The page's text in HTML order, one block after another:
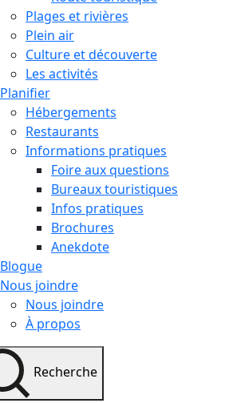
Plages et rivières
Plein air
Culture et découverte
Les activités
Planifier
Hébergements
Restaurants
Informations pratiques
Foire aux questions
Bureaux touristiques
Infos pratiques
Brochures
Anekdote
Blogue
Nous joindre
Nous joindre
À propos
Recherche